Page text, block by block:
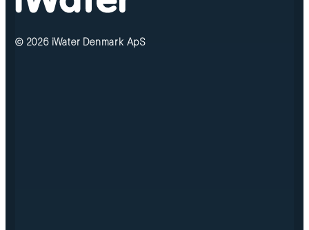
© 2026 iWater Denmark ApS